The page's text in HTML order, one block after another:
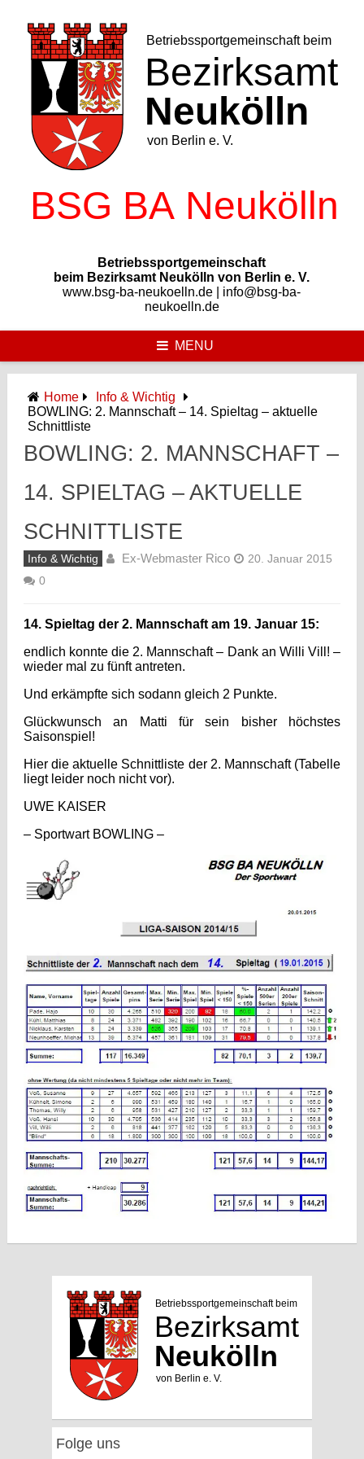
content
Betriebssportgemeinschaft
beim Bezirksamt Neukölln von Berlin e. V.
www.bsg-ba-neukoelln.de | info@bsg-ba-
neukoelln.de
MENU
Home
Info & Wichtig
BOWLING: 2. Mannschaft – 14. Spieltag – aktuelle
Schnittliste
BOWLING: 2. MANNSCHAFT –
14. SPIELTAG – AKTUELLE
SCHNITTLISTE
Info & Wichtig Ex-Webmaster Rico
20. Januar 2015
0
14. Spieltag der 2. Mannschaft am 19. Januar 15:
endlich konnte die 2. Mannschaft – Dank an Willi Vill ! –
wieder mal zu fünft antreten.
Und erkämpfte sich sodann gleich 2 Punkte.
Glückwunsch an Matti für sein bisher höchstes
Saisonspiel!
Hier die aktuelle Schnittliste der 2. Mannschaft (Tabelle
liegt leider noch nicht vor).
UWE KAISER
– Sportwart BOWLING –
Folge uns